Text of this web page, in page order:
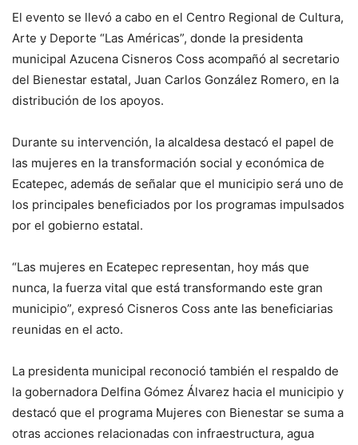
El evento se llevó a cabo en el Centro Regional de Cultura,
Arte y Deporte “Las Américas”, donde la presidenta
municipal Azucena Cisneros Coss acompañó al secretario
del Bienestar estatal, Juan Carlos González Romero, en la
distribución de los apoyos.
Durante su intervención, la alcaldesa destacó el papel de
las mujeres en la transformación social y económica de
Ecatepec, además de señalar que el municipio será uno de
los principales beneficiados por los programas impulsados
por el gobierno estatal.
“Las mujeres en Ecatepec representan, hoy más que
nunca, la fuerza vital que está transformando este gran
municipio”, expresó Cisneros Coss ante las beneficiarias
reunidas en el acto.
La presidenta municipal reconoció también el respaldo de
la gobernadora Delfina Gómez Álvarez hacia el municipio y
destacó que el programa Mujeres con Bienestar se suma a
otras acciones relacionadas con infraestructura, agua